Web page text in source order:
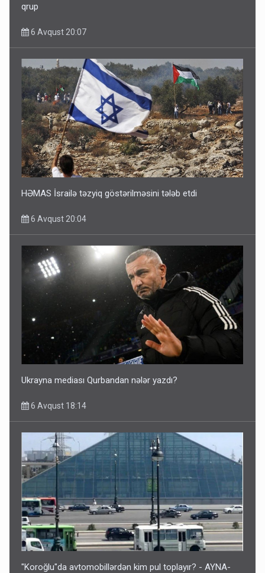
qrup
6 Avqust 20:07
HƏMAS İsrailə təzyiq göstərilməsini tələb etdi
6 Avqust 20:04
Ukrayna mediası Qurbandan nələr yazdı?
6 Avqust 18:14
"Koroğlu"da avtomobillərdən kim pul toplayır? - AYNA-